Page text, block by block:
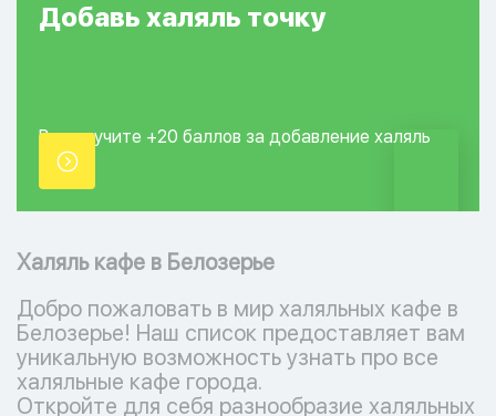
Добавь халяль точку
Вы получите +20 баллов за добавление халяль
точки.
Халяль кафе в Белозерье
Добро пожаловать в мир халяльных кафе в
Белозерье! Наш список предоставляет вам
уникальную возможность узнать про все
халяльные кафе города.
Откройте для себя разнообразие халяльных